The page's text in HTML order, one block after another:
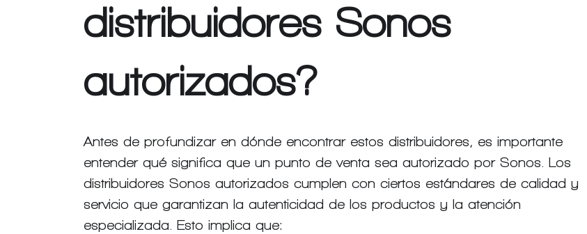
distribuidores Sonos
autorizados?
Antes de profundizar en dónde encontrar estos distribuidores, es importante
entender qué significa que un punto de venta sea autorizado por Sonos. Los
distribuidores Sonos autorizados cumplen con ciertos estándares de calidad y
servicio que garantizan la autenticidad de los productos y la atención
especializada. Esto implica que: